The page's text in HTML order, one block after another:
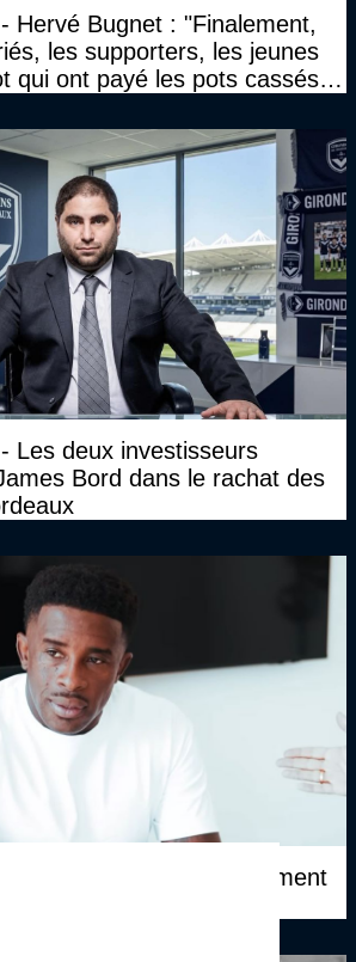
Hervé Bugnet : "Finalement,
les supporters, les jeunes
qui ont payé les pots cassés
Les deux investisseurs
Bord dans le rachat des
Rio Mavuba quitte également